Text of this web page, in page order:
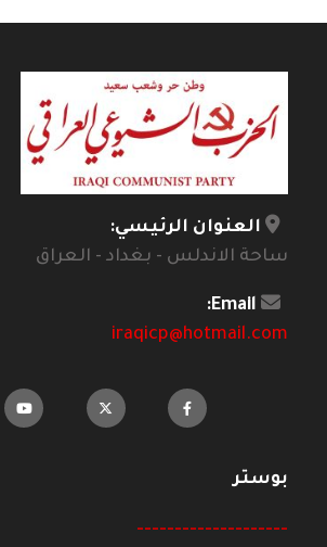
العنوان الرئيسي:
ساحة الاندلس - بغداد - العراق
Email:
iraqicp@hotmail.com
بوستر
--------------------